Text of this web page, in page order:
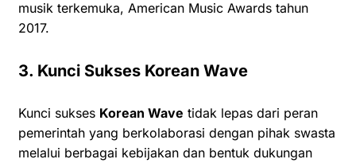
musik terkemuka, American Music Awards tahun
2017.
3. Kunci Sukses Korean Wave
Kunci sukses Korean Wave tidak lepas dari peran
pemerintah yang berkolaborasi dengan pihak swasta
melalui berbagai kebijakan dan bentuk dukungan